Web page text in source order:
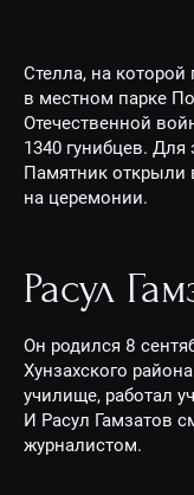
Стелла, на которой
в местном парке
Отечественной
1340 гунибцев.
Памятник открыли
на церемонии.
Расул
Он родился 8
Хунзахского
училище, работал
И Расул Гамзатов
журналистом.